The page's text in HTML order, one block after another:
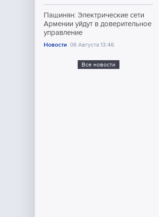
Пашинян: Электрические сети
Армении уйдут в доверительное
управление
Новости 06 Августа 13:46
Все новости